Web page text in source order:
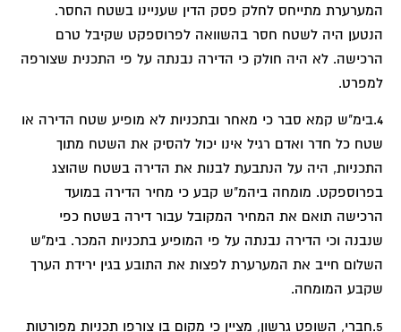
המערערת מתייחס לחלק פסק הדין שעניינו בשטח החסר.
הנטען היה לשטח חסר בהשוואה לפרוספקט שקיבל טרם
הרכישה. לא היה חולק כי הדירה נבנתה על פי התכנית שצורפה
למפרט.
4.בימ"ש קמא סבר כי מאחר ובתכניות לא מופיע שטח הדירה או
שטח כל חדר ואדם רגיל אינו יכול להסיק את השטח מתוך
התכניות, היה על הנתבעת לבנות את הדירה בשטח שהוצג
בפרוספקט. מומחה ביהמ"ש קבע כי מחיר הדירה במועד
הרכישה תואם את המחיר המקובל עבור דירה בשטח כפי
שנבנה וכי הדירה נבנתה על פי המופיע בתכניות המכר. בימ"ש
השלום חייב את המערערת לפצות את התובע בגין ירידת הערך
שקבע המומחה.
5.חברי, השופט גרשון, מציין כי מקום בו צורפו תכניות מפורטות